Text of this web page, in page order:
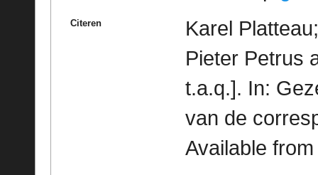
Citeren
Karel
Pieter Petrus
t.a.q.]. In:
van de
Available